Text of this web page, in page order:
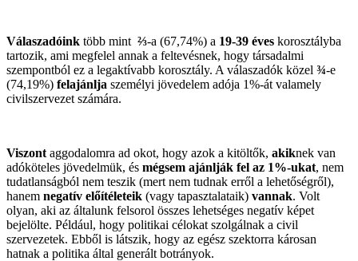
Válaszadóink több mint ⅔-a (67,74%) a 19-39 éves korosztályba
tartozik, ami megfelel annak a feltevésnek, hogy társadalmi
szempontból ez a legaktívabb korosztály. A válaszadók közel ¾-e
(74,19%) felajánlja személyi jövedelem adója 1%-át valamely
civilszervezet számára.
Viszont aggodalomra ad okot, hogy azok a kitöltők, akiknek van
adóköteles jövedelmük, és mégsem ajánlják fel az 1%-ukat, nem
tudatlanságból nem teszik (mert nem tudnak erről a lehetőségről),
hanem negatív előítéleteik (vagy tapasztalataik) vannak. Volt
olyan, aki az általunk felsorol összes lehetséges negatív képet
bejelölte. Például, hogy politikai célokat szolgálnak a civil
szervezetek. Ebből is látszik, hogy az egész szektorra károsan
hatnak a politika által generált botrányok.